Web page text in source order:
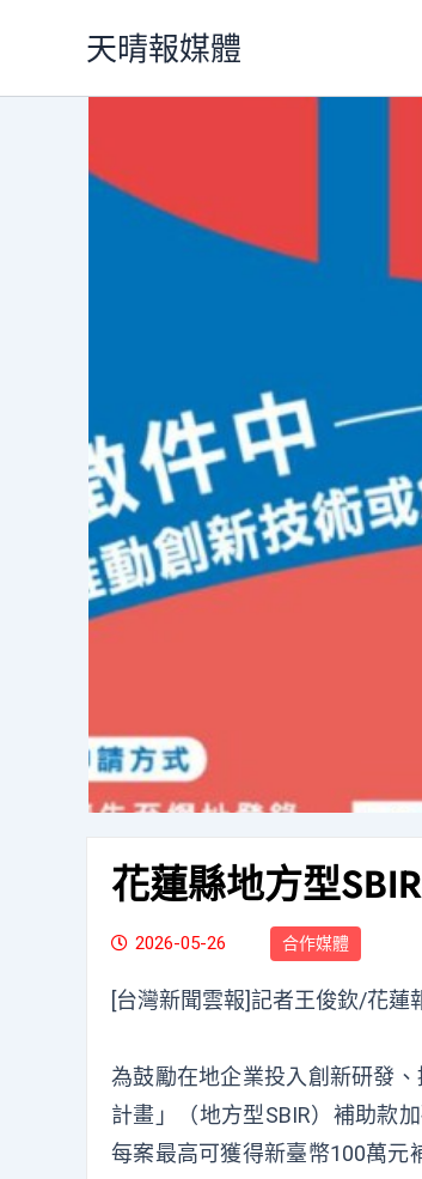
天晴報媒體
花蓮縣地方型
2026-05-26 合作媒體
[台灣新聞雲報]記者王俊欽/花蓮
為鼓勵在地企業投入創新研發
計畫」（地方型SBIR）補助款
每案最高可獲得新臺幣100萬元